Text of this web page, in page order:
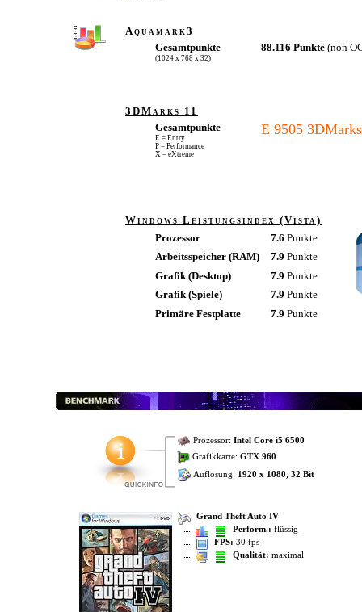
Aquamark3
Gesamtpunkte
(1024 x 768 x 32)
88.116 Punkte (non
3DMarks 11
Gesamtpunkte
E = Entry
P = Performance
X = eXtreme
E 9505 3DMarks
Windows Leistungsindex (Vista)
Prozessor
7.6 Punkte
Arbeitsspeicher (RAM)
7.9 Punkte
Grafik (Desktop)
7.9 Punkte
Grafik (Spiele)
7.9 Punkte
Primäre Festplatte
7.9 Punkte
Prozessor: Intel Core i5 6500
Grafikkarte: GTX 960
Auflösung: 1920 x 1080, 32 Bit
Grand Theft Auto IV
Perform.: flüssig
FPS: 30 fps
Qualität: maximal